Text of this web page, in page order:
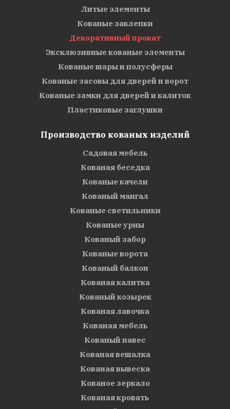
Литые элементы
Кованые заклепки
Декоративный прокат
Эксклюзивные кованые элементы
Кованые шары и полусферы
Кованые засовы для дверей и ворот
Кованые замки для дверей и калиток
Пластиковые заглушки
Производство кованых изделий
Садовая мебель
Кованая беседка
Кованые качели
Кованый мангал
Кованые светильники
Кованые урны
Кованый забор
Кованые ворота
Кованый балкон
Кованая калитка
Кованый козырек
Кованая лавочка
Кованая мебель
Кованый навес
Кованая вешалка
Кованая вывеска
Кованое зеркало
Кованая кровать